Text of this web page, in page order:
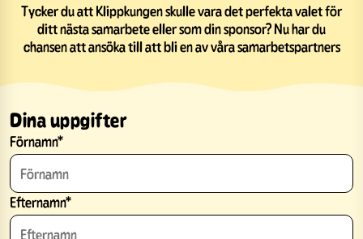
Tycker du att Klippkungen skulle vara det perfekta valet för
ditt nästa samarbete eller som din sponsor? Nu har du
chansen att ansöka till att bli en av våra samarbetspartners
Dina uppgifter
Förnamn*
Efternamn*